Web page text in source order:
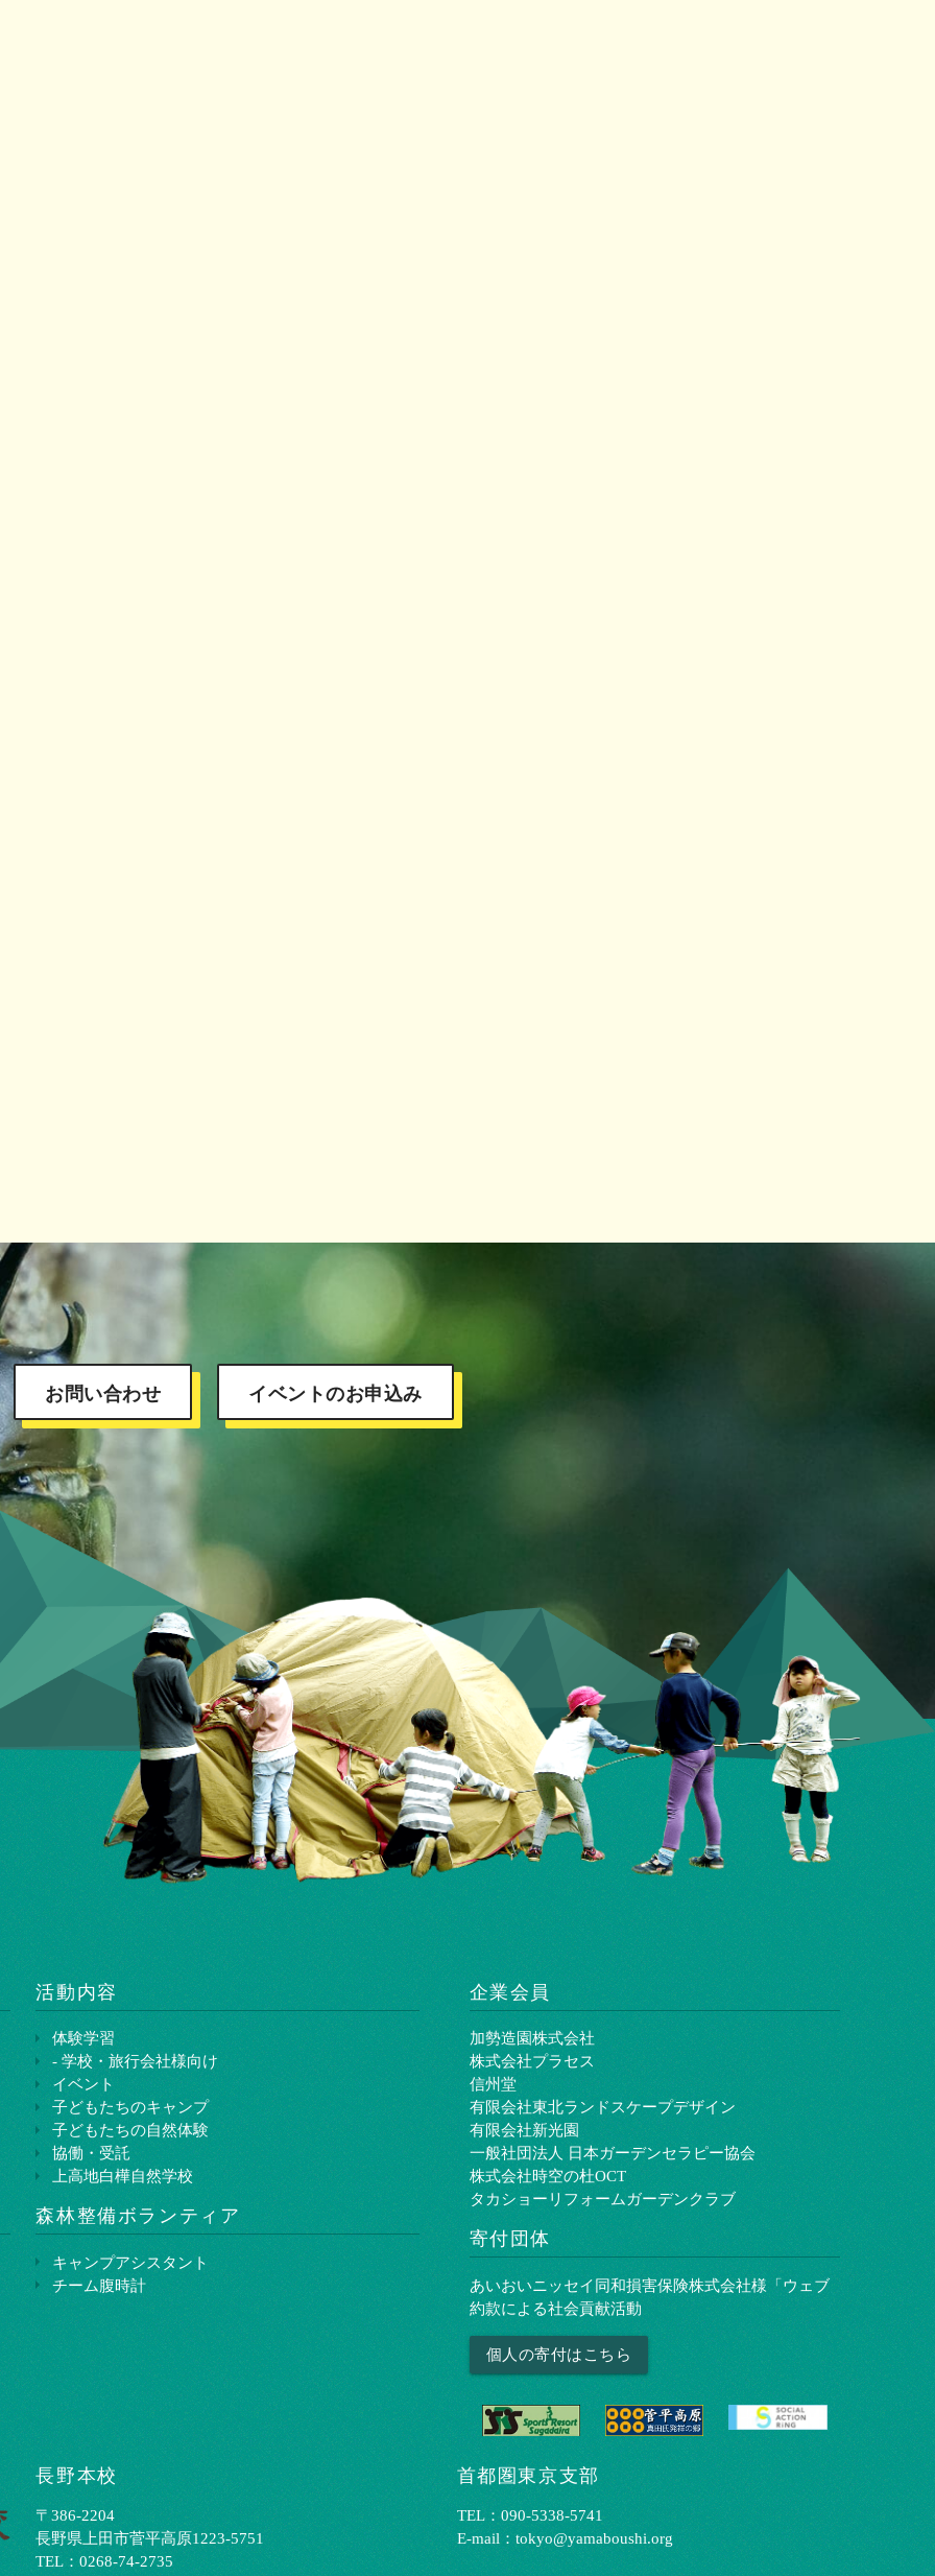
お問い合わせ イベントのお申込み
活動内容
体験学習
- 学校・旅行会社様向け
イベント
子どもたちのキャンプ
子どもたちの自然体験
協働・受託
上高地白樺自然学校
森林整備ボランティア
キャンプアシスタント
チーム腹時計
企業会員
加勢造園株式会社
株式会社プラセス
信州堂
有限会社東北ランドスケープデザイン
有限会社新光園
一般社団法人 日本ガーデンセラピー協会
株式会社時空の杜OCT
タカショーリフォームガーデンクラブ
寄付団体
あいおいニッセイ同和損害保険株式会社様「ウェブ
約款による社会貢献活動
個人の寄付はこちら
長野本校
〒386-2204
⻑野県上⽥市菅平⾼原1223-5751
TEL：0268-74-2735
首都圏東京支部
TEL：090-5338-5741
E-mail：tokyo@yamaboushi.org